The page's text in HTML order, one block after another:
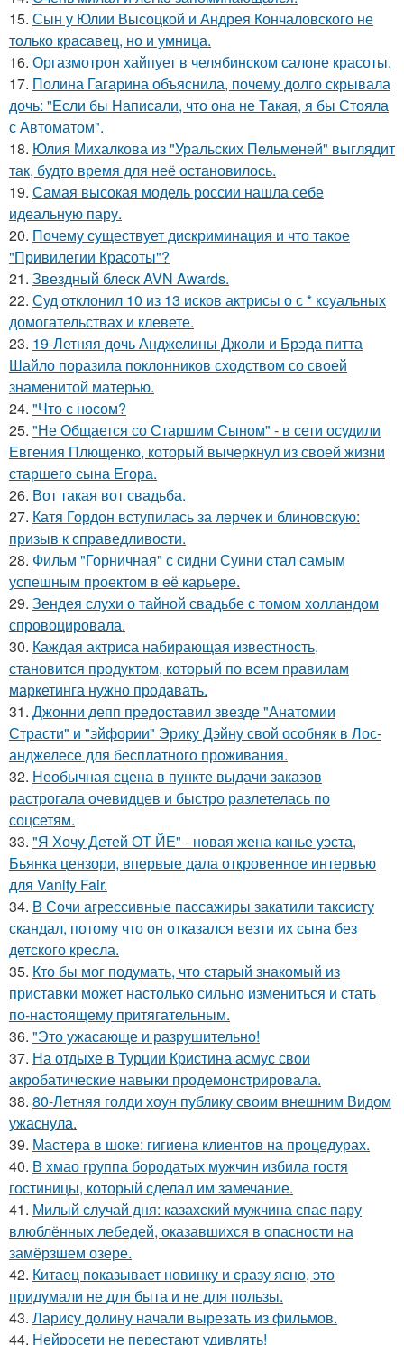
15. Сын у Юлии Высоцкой и Андрея Кончаловского не
только красавец, но и умница.
16. Оргазмотрон хайпует в челябинском салоне красоты.
17. Полина Гагарина объяснила, почему долго скрывала
дочь: "Если бы Написали, что она не Такая, я бы Стояла
с Автоматом".
18. Юлия Михалкова из "Уральских Пельменей" выглядит
так, будто время для неё остановилось.
19. Самая высокая модель россии нашла себе
идеальную пару.
20. Почему существует дискриминация и что такое
"Привилегии Красоты"?
21. Звездный блеск AVN Awards.
22. Суд отклонил 10 из 13 исков актрисы о с * ксуальных
домогательствах и клевете.
23. 19-Летняя дочь Анджелины Джоли и Брэда питта
Шайло поразила поклонников сходством со своей
знаменитой матерью.
24. "Что с носом?
25. "Не Общается со Старшим Сыном" - в сети осудили
Евгения Плющенко, который вычеркнул из своей жизни
старшего сына Егора.
26. Вот такая вот свадьба.
27. Катя Гордон вступилась за лерчек и блиновскую:
призыв к справедливости.
28. Фильм "Горничная" с сидни Суини стал самым
успешным проектом в её карьере.
29. Зендея слухи о тайной свадьбе с томом холландом
спровоцировала.
30. Каждая актриса набирающая известность,
становится продуктом, который по всем правилам
маркетинга нужно продавать.
31. Джонни депп предоставил звезде "Анатомии
Страсти" и "эйфории" Эрику Дэйну свой особняк в Лос-
анджелесе для бесплатного проживания.
32. Необычная сцена в пункте выдачи заказов
растрогала очевидцев и быстро разлетелась по
соцсетям.
33. "Я Хочу Детей ОТ ЙЕ" - новая жена канье уэста,
Бьянка цензори, впервые дала откровенное интервью
для Vanity Fair.
34. В Сочи агрессивные пассажиры закатили таксисту
скандал, потому что он отказался везти их сына без
детского кресла.
35. Кто бы мог подумать, что старый знакомый из
приставки может настолько сильно измениться и стать
по-настоящему притягательным.
36. "Это ужасающе и разрушительно!
37. На отдыхе в Турции Кристина асмус свои
акробатические навыки продемонстрировала.
38. 80-Летняя голди хоун публику своим внешним Видом
ужаснула.
39. Мастера в шоке: гигиена клиентов на процедурах.
40. В хмао группа бородатых мужчин избила гостя
гостиницы, который сделал им замечание.
41. Милый случай дня: казахский мужчина спас пару
влюблённых лебедей, оказавшихся в опасности на
замёрзшем озере.
42. Китаец показывает новинку и сразу ясно, это
придумали не для быта и не для пользы.
43. Ларису долину начали вырезать из фильмов.
44. Нейросети не перестают удивлять!